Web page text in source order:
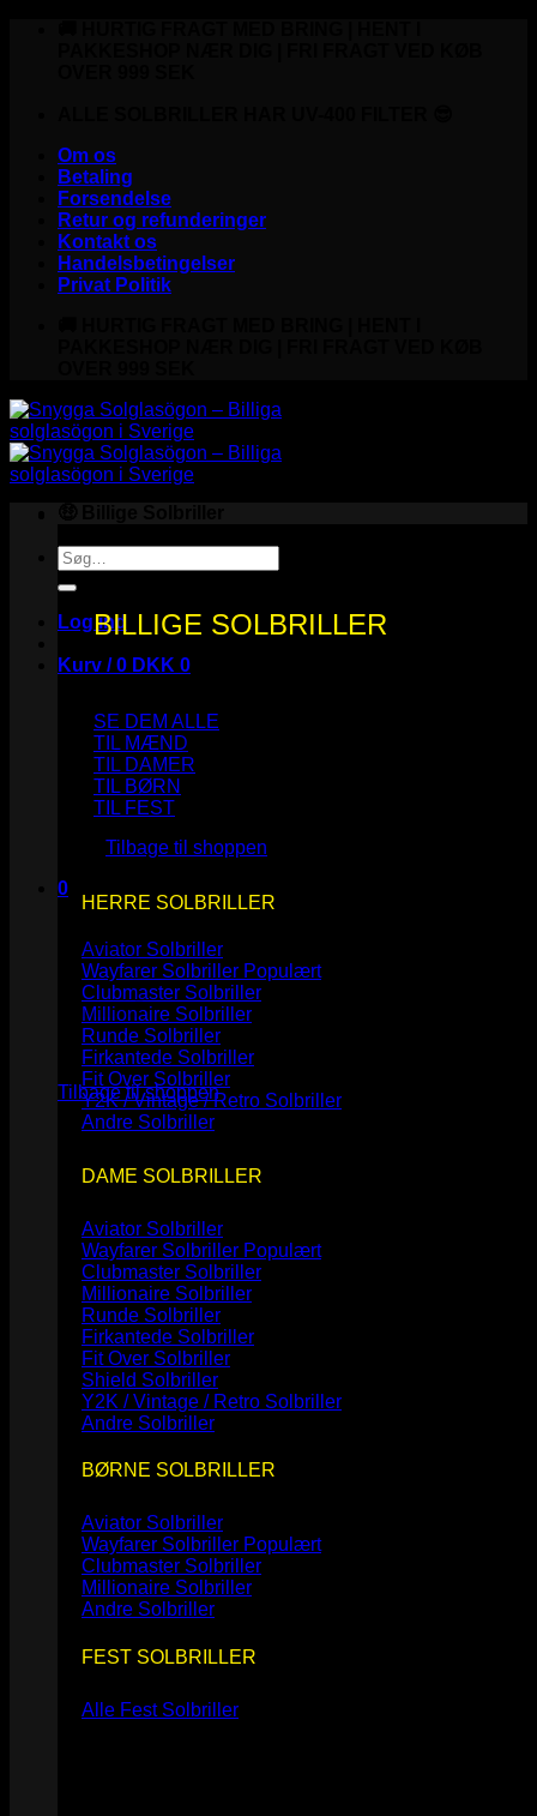
Om os
Betaling
Forsendelse
Retur og refunderinger
Kontakt os
Handelsbetingelser
Privat Politik
Søg
efter:
Log ind
Kurv /0 DKK 0
Ingen varer i kurven.
Tilbage til shoppen
0
Kurv
Ingen varer i kurven.
Tilbage til shoppen
BILLIGE SOLBRILLER
SE DEM ALLE
TIL MÆND
TIL DAMER
TIL BØRN
TIL FEST
HERRE SOLBRILLER
Aviator Solbriller
Wayfarer Solbriller
Clubmaster Solbriller
Millionaire Solbriller
Runde Solbriller
Firkantede Solbriller
Fit Over Solbriller
Y2K / Vintage / Retro Solbriller
Andre Solbriller
DAME SOLBRILLER
Aviator Solbriller
Wayfarer Solbriller
Clubmaster Solbriller
Millionaire Solbriller
Runde Solbriller
Firkantede Solbriller
Fit Over Solbriller
Shield Solbriller
Y2K / Vintage / Retro Solbriller
Andre Solbriller
BØRNE SOLBRILLER
Aviator Solbriller
Wayfarer Solbriller
Clubmaster Solbriller
Millionaire Solbriller
Andre Solbriller
FEST SOLBRILLER
Alle Fest Solbriller